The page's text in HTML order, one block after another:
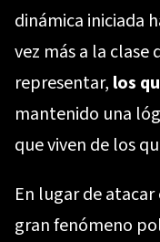
dinámica iniciada
vez más a la
representar, los
mantenido una
que viven de los
En lugar de
gran fenómeno